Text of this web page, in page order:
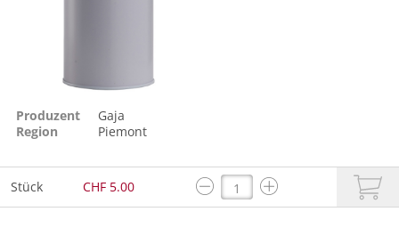
Produzent
Gaja
Region
Piemont
Stück CHF 5.00